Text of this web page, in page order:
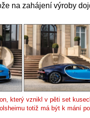
na zahájení výroby
který vznikl v pěti set
totiž má být k mání